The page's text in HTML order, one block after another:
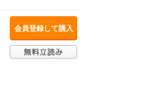
会員登録して購入